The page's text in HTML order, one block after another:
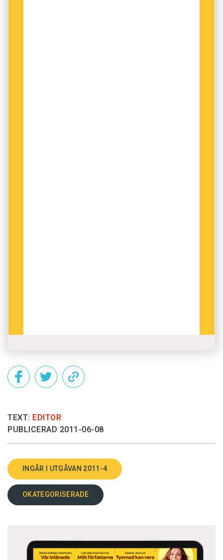
TEXT: EDITOR
PUBLICERAD 2011-06-08
INGÅR I UTGÅVAN 2011-4
OKATEGORISERADE